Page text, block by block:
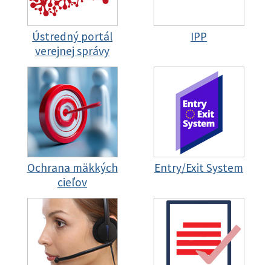
Ústredný portál
verejnej správy
IPP
Ochrana mäkkých
cieľov
Entry/Exit System